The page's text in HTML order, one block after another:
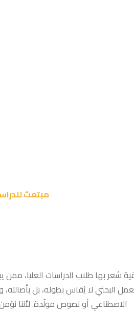
مبتعث
شعر بها طلاب الدراسات العليا،
البحثي لا يُقاس بطوله، بل
الاصطناعي أو نصوص مولّدة. لأننا